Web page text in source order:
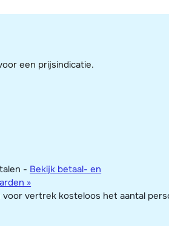
een prijsindicatie.
- Bekijk betaal- en
»
vertrek kosteloos het aantal